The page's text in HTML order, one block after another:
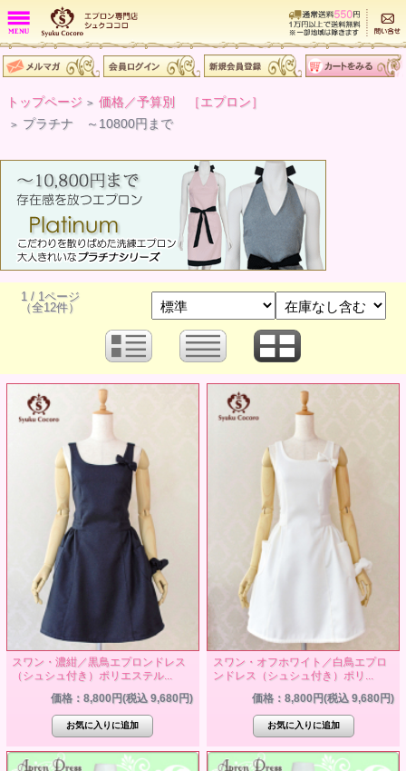
トップページ > 価格／予算別 ［エプロン］
> プラチナ ～10800円まで
1 / 1ページ
（全12件）
スワン・濃紺／黒鳥エプロンドレス
（シュシュ付き）ポリエステル...
価格：8,800円(税込 9,680円)
スワン・オフホワイト／白鳥エプロ
ンドレス（シュシュ付き）ポリ...
価格：8,800円(税込 9,680円)